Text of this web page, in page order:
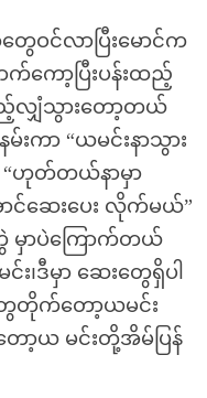
ေဝင်လာပြီးမောင်က
က်ကော့ပြီးပန်းထည့်
ျှံသွားတော့တယ်
ကာ “ယမင်းနာသွား
“ဟုတ်တယ်နာမှာ
င်ဆေးပေး လိုက်မယ်”
မှာပဲကြောက်တယ်
၊ဒီမှာ ဆေးတွေရှိပါ
ေတိုက်တော့ယမင်း
ာ့ယ မင်းတို့အိမ်ပြန်